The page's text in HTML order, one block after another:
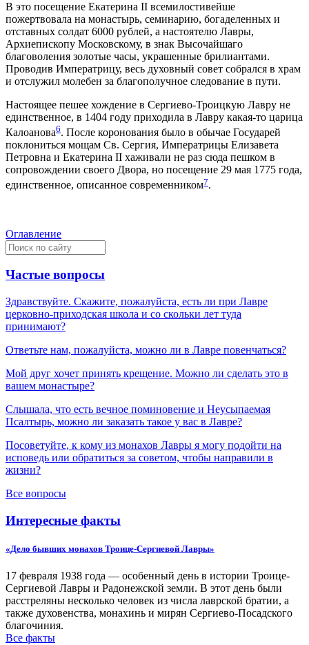
В это посещение Екатерина II всемилостивейше
пожертвовала на монастырь, семинарию, богаделенных и
отставных солдат 6000 рублей, а настоятелю Лавры,
Архиепископу Московскому, в знак Высочайшаго
благоволения золотые часы, украшенные брилиантами.
Проводив Императрицу, весь духовный совет собрался в храм
и отслужил молебен за благополучное следование в пути.
Настоящее пешее хождение в Сергиево-Троицкую Лавру не
единственное, в 1404 году приходила в Лавру какая-то царица
Калоанова6. После коронования было в обычае Государей
поклониться мощам Св. Сергия, Императрицы Елизавета
Петровна и Екатерина II хаживали не раз сюда пешком в
сопровождении своего Двора, но посещение 29 мая 1775 года,
единственное, описанное современником7.
Оглавление
Частые вопросы
Здравствуйте. Скажите, пожалуйста, есть ли при Лавре
церковно-приходская школа и со скольки лет туда
принимают?
Ответьте нам, пожалуйста, можно ли в Лавре повенчаться?
Мой друг хочет принять крещение. Можно ли сделать это в
вашем монастыре?
Слышала, что есть вечное поминовение и Неусыпаемая
Псалтырь, можно ли заказать такое у вас в Лавре?
Посоветуйте, к кому из монахов Лавры я могу подойти на
исповедь или обратиться за советом, чтобы направили в
жизни?
Все вопросы
Интересные факты
«Дело бывших монахов Троице-Сергиевой Лавры»
17 февраля 1938 года — особенный день в истории Троице-
Сергиевой Лавры и Радонежской земли. В этот день были
расстреляны несколько человек из числа лаврской братии, а
также духовенства, монахинь и мирян Сергиево-Посадского
благочиния.
Все факты